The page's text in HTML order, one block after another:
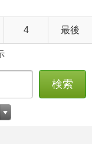
4 最後
検索